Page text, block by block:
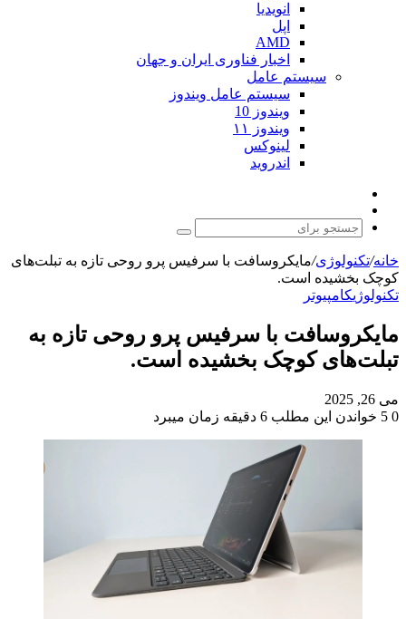
انویدیا
اپل
AMD
اخبار فناوری ایران و جهان
سیستم عامل
سیستم عامل ویندوز
ویندوز 10
ویندوز ۱۱
لینوکس
اندروید
پوسته
جستجو
خانه/تکنولوژی/مایکروسافت با سرفیس پرو روحی تازه به تبلت‌های
کوچک بخشیده است.
تکنولوژیکامپیوتر
مایکروسافت با سرفیس پرو روحی تازه به
تبلت‌های کوچک بخشیده است.
می 26, 2025
0
خواندن این مطلب 6 دقیقه زمان میبرد